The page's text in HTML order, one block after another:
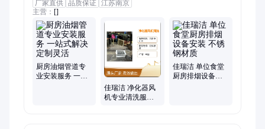
厂家直供 品质保证 江苏南京
主营： []
厨房油烟管道专
业安装服务 一站
佳瑞洁 净化器风
机专业清洗服务
佳瑞洁 单位食堂
厨房排烟设备安